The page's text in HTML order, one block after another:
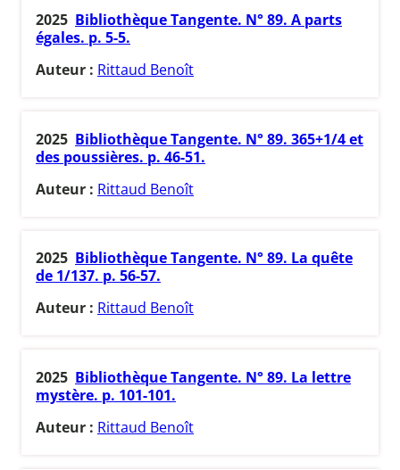
2025 Bibliothèque Tangente. N° 89. A parts
égales. p. 5-5.
Auteur : Rittaud Benoît
2025 Bibliothèque Tangente. N° 89. 365+1/4 et
des poussières. p. 46-51.
Auteur : Rittaud Benoît
2025 Bibliothèque Tangente. N° 89. La quête
de 1/137. p. 56-57.
Auteur : Rittaud Benoît
2025 Bibliothèque Tangente. N° 89. La lettre
mystère. p. 101-101.
Auteur : Rittaud Benoît